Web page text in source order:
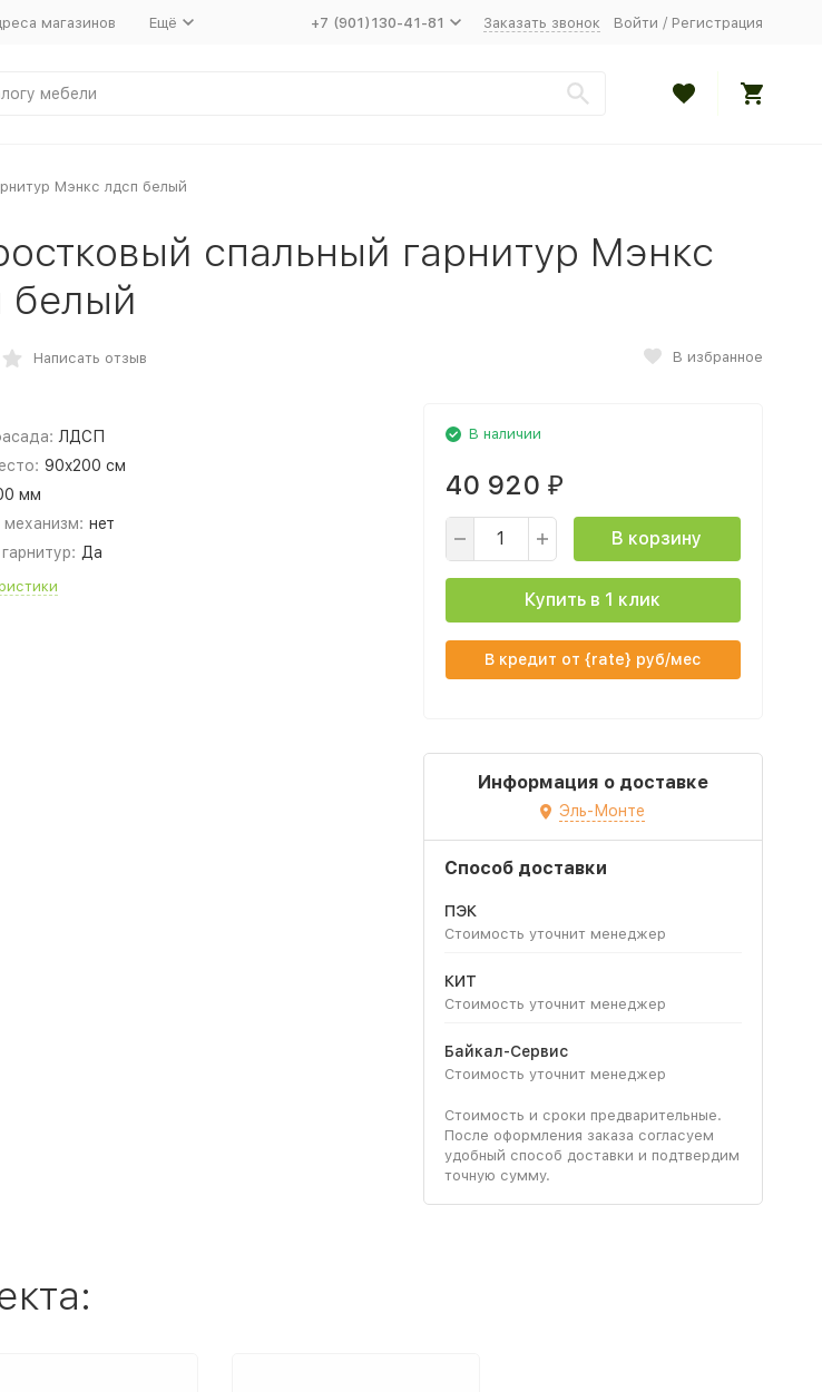
магазинов Ещё +7 (901)130-41-81 Заказать звонок Войти / Регистрация
Мэнкс лдсп белый
спальный гарнитур Мэнкс
белый
Написать отзыв В избранное
ЛДСП
90x200 см
мм
нет
Да
В наличии
40 920 ₽
В корзину
Купить в 1 клик
В кредит от {rate} руб/мес
Информация о доставке
Эль-Монте
Способ доставки
ПЭК
Стоимость уточнит менеджер
КИТ
Стоимость уточнит менеджер
Байкал-Сервис
Стоимость уточнит менеджер
Стоимость и сроки предварительные.
После оформления заказа согласуем
удобный способ доставки и подтвердим
точную сумму.